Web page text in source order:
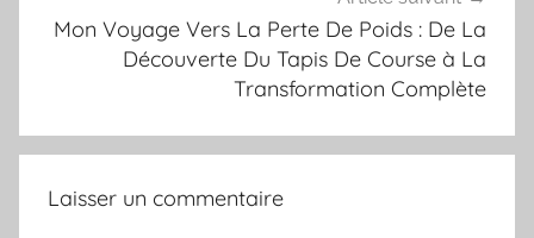
Mon Voyage Vers La Perte De Poids : De La
Découverte Du Tapis De Course à La
Transformation Complète
Laisser un commentaire